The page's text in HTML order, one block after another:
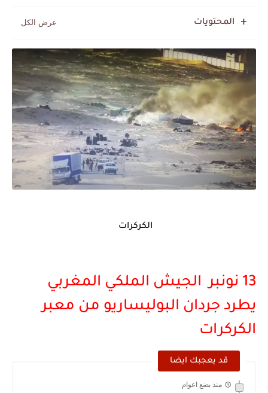
المحتويات
الكركرات
13 نونبر الجيش الملكي المغربي
يطرد جردان البوليساريو من معبر
الكركرات
قد يعجبك ايضا
منذ بضع اعوام